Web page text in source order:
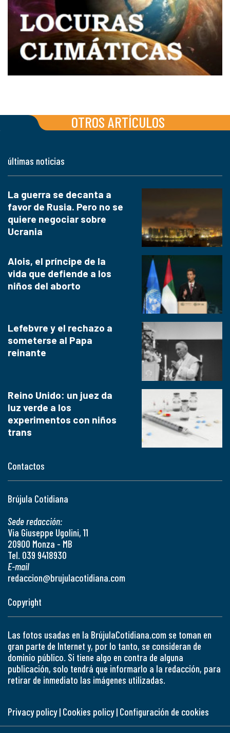
OTROS ARTÍCULOS
Contactos
Brújula Cotidiana
Sede redacción:
Via Giuseppe Ugolini, 11
20900 Monza - MB
Tel. 039 9418930
E-mail
redaccion@brujulacotidiana.com
últimas noticias
La guerra se decanta a
favor de Rusia. Pero no se
quiere negociar sobre
Ucrania
Alois, el príncipe de la
vida que defiende a los
niños del aborto
Lefebvre y el rechazo a
someterse al Papa
reinante
Reino Unido: un juez da
luz verde a los
experimentos con niños
trans
Copyright
Las fotos usadas en la BrújulaCotidiana.com se toman en
gran parte de Internet y, por lo tanto, se consideran de
dominio público. Si tiene algo en contra de alguna
publicación, solo tendrá que informarlo a la redacción, para
retirar de inmediato las imágenes utilizadas.
Privacy policy| Cookies policy| Configuración de cookies